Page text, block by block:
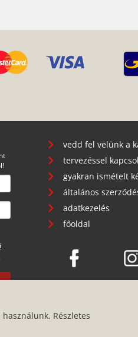
vedd fel velünk a
tervezéssel
gyakran ismételt
általános
adatkezelés
főoldal
Részletes